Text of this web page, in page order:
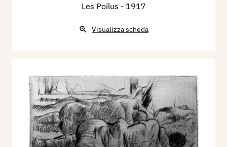
Les Poilus - 1917
Visualizza scheda